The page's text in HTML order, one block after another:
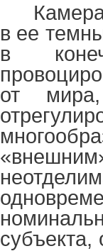
в ее
в
от
субъекта,